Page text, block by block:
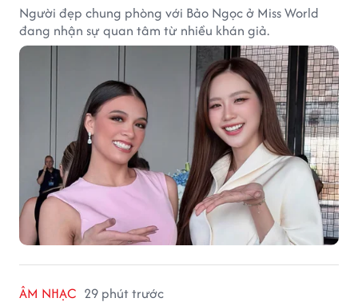
Người đẹp chung phòng với Bảo Ngọc ở Miss World
đang nhận sự quan tâm từ nhiều khán giả.
ÂM NHẠC 29 phút trước